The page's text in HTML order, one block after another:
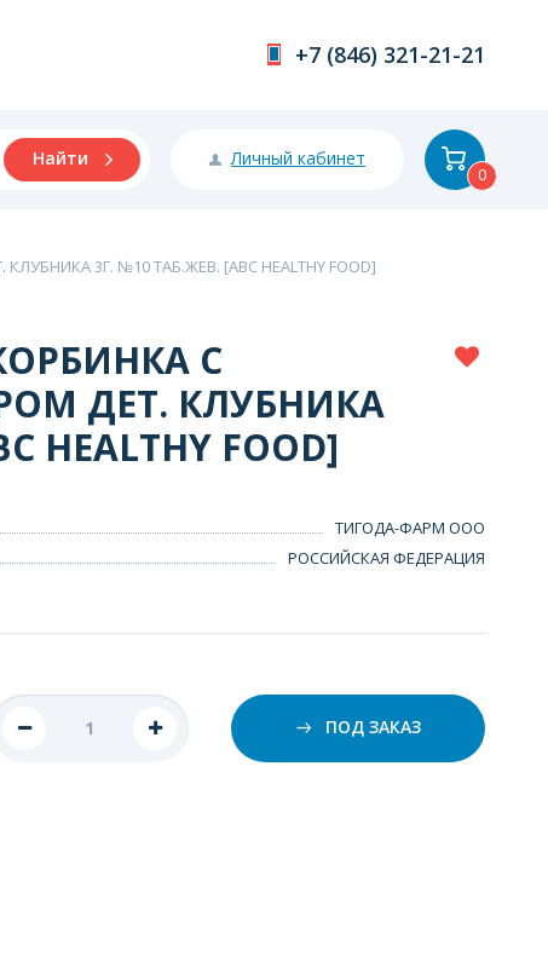
+7 (846) 321-21-21
Найти Личный кабинет
0
3Г. №10 ТАБ.ЖЕВ. [ABC HEALTHY FOOD]
С
ДЕТ. КЛУБНИКА
HEALTHY FOOD]
ТИГОДА-ФАРМ ООО
РОССИЙСКАЯ ФЕДЕРАЦИЯ
ПОД ЗАКАЗ